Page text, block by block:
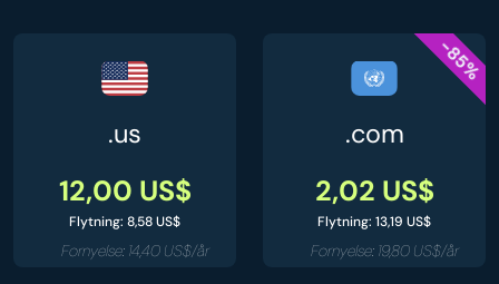
.us
12,00 US$
Flytning: 8,58 US$
Fornyelse: 14,40 US$/år
-85%
.com
2,02 US$
Flytning: 13,19 US$
Fornyelse: 19,80 US$/år